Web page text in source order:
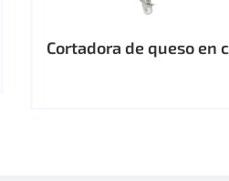
Cortadora de queso en